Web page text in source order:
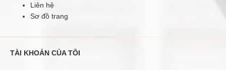
Liên hệ
Sơ đồ trang
TÀI KHOẢN CỦA TÔI